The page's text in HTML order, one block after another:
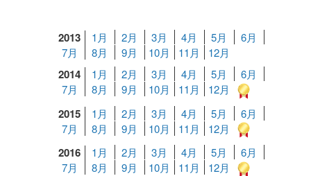
2013 1月 2月 3月 4月 5月
6月
7月
8月 9月 10月 11月 12月
2014 1月 2月 3月 4月 5月
6月
7月
8月 9月 10月 11月 12月
2015 1月 2月 3月 4月 5月
6月
7月
8月 9月 10月 11月 12月
2016 1月 2月 3月 4月 5月
6月
7月
8月 9月 10月 11月 12月